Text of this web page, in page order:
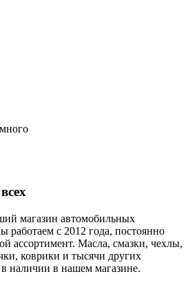
магазин автомобильных
работаем с 2012 года, постоянно
ассортимент. Масла, смазки, чехлы,
коврики и тысячи других
наличии в нашем магазине.